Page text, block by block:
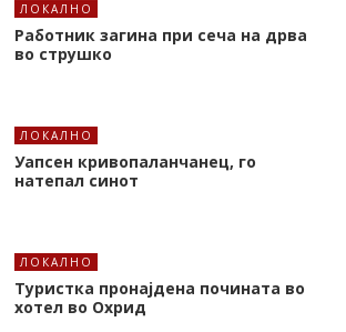
ЛОКАЛНО
Работник загина при сеча на дрва
во струшко
ЛОКАЛНО
Уапсен кривопаланчанец, го
натепал синот
ЛОКАЛНО
Туристка пронајдена почината во
хотел во Охрид